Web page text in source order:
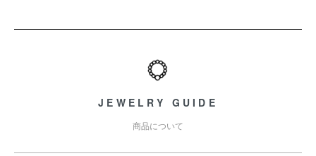
JEWELRY GUIDE
商品について